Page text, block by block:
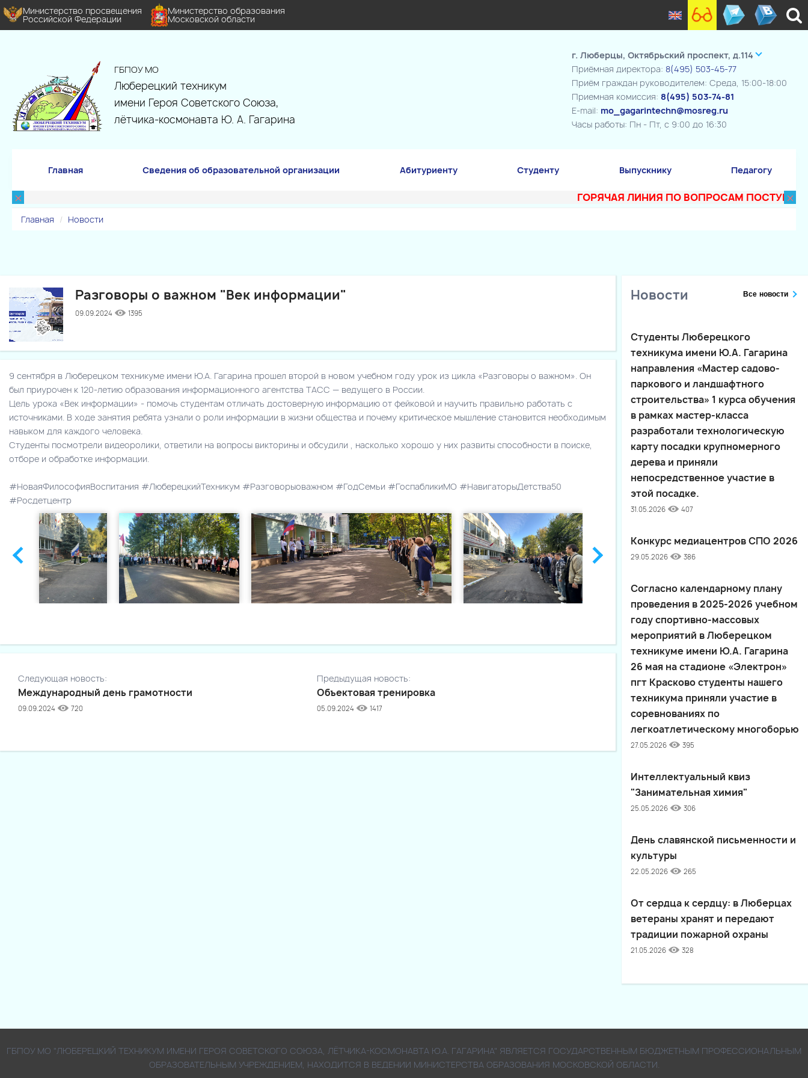
Министерство просвещения
Российской Федерации
Министерство образования
Московской области
ГБПОУ МО
Люберецкий техникум
имени Героя Советского Союза,
лётчика-космонавта Ю. А. Гагарина
г. Люберцы, Октябрьский проспект, д.114
Приёмная директора: 8(495) 503-45-77
Приём граждан руководителем: Среда, 15:00-18:00
Приемная комиссия: 8(495) 503-74-81
E-mail: mo_gagarintechn@mosreg.ru
Часы работы: Пн - Пт, с 9:00 до 16:30
Главная Сведения об образовательной организации Абитуриенту Студенту Выпускнику Педагогу
× ГОРЯЧАЯ ЛИНИЯ ПО ВОПРОСАМ ПОСТУПЛЕНИЯ
×
Главная Новости
Разговоры о важном "Век информации"
09.09.2024 1395
9 сентября в Люберецком техникуме имени Ю.А. Гагарина прошел второй в новом учебном году урок из цикла «Разговоры о важном». Он
был приурочен к 120-летию образования информационного агентства ТАСС — ведущего в России.
Цель урока «Век информации» - помочь студентам отличать достоверную информацию от фейковой и научить правильно работать с
источниками. В ходе занятия ребята узнали о роли информации в жизни общества и почему критическое мышление становится необходимым
навыком для каждого человека.
Студенты посмотрели видеоролики, ответили на вопросы викторины и обсудили , насколько хорошо у них развиты способности в поиске,
отборе и обработке информации.
#НоваяФилософияВоспитания #ЛюберецкийТехникум #Разговорыоважном #ГодСемьи #ГоспабликиМО #НавигаторыДетства50
#Росдетцентр
Следующая новость:
Международный день грамотности
09.09.2024 720
Предыдущая новость:
Объектовая тренировка
05.09.2024 1417
Новости Все новости
Студенты Люберецкого
техникума имени Ю.А. Гагарина
направления «Мастер садово-
паркового и ландшафтного
строительства» 1 курса обучения
в рамках мастер-класса
разработали технологическую
карту посадки крупномерного
дерева и приняли
непосредственное участие в
этой посадке.
31.05.2026 407
Конкурс медиацентров СПО 2026
29.05.2026 386
Согласно календарному плану
проведения в 2025-2026 учебном
году спортивно-массовых
мероприятий в Люберецком
техникуме имени Ю.А. Гагарина
26 мая на стадионе «Электрон»
пгт Красково студенты нашего
техникума приняли участие в
соревнованиях по
легкоатлетическому многоборью
27.05.2026 395
Интеллектуальный квиз
"Занимательная химия"
25.05.2026 306
День славянской письменности и
культуры
22.05.2026 265
От сердца к сердцу: в Люберцах
ветераны хранят и передают
традиции пожарной охраны
21.05.2026 328
ГБПОУ МО "ЛЮБЕРЕЦКИЙ ТЕХНИКУМ ИМЕНИ ГЕРОЯ СОВЕТСКОГО СОЮЗА, ЛЁТЧИКА-КОСМОНАВТА Ю.А. ГАГАРИНА" ЯВЛЯЕТСЯ ГОСУДАРСТВЕННЫМ БЮДЖЕТНЫМ ПРОФЕССИОНАЛЬНЫМ
ОБРАЗОВАТЕЛЬНЫМ УЧРЕЖДЕНИЕМ, НАХОДИТСЯ В ВЕДЕНИИ МИНИСТЕРСТВА ОБРАЗОВАНИЯ МОСКОВСКОЙ ОБЛАСТИ.